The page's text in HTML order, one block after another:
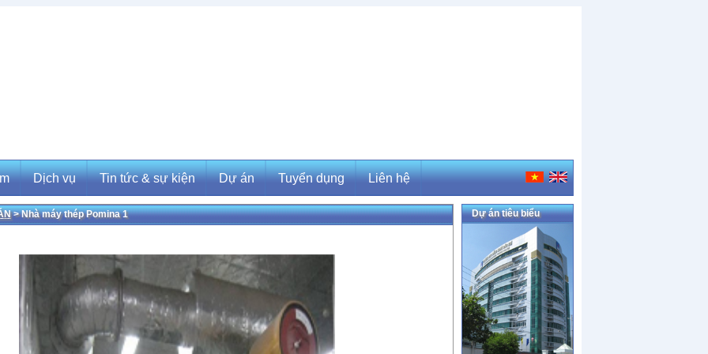
Dịch vụ
Dịch vụ
Tin tức & sự kiện
Tin tức & sự kiện
Dự án
Dự án
Tuyển dụng
Tuyển dụng
Liên hệ
Liên hệ
> Nhà máy thép Pomina 1 Dự án tiêu biểu